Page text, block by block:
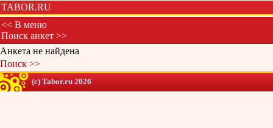
TABOR.RU
<< В меню
Поиск анкет >>
Анкета не найдена
Поиск >>
(c) Tabor.ru 2026